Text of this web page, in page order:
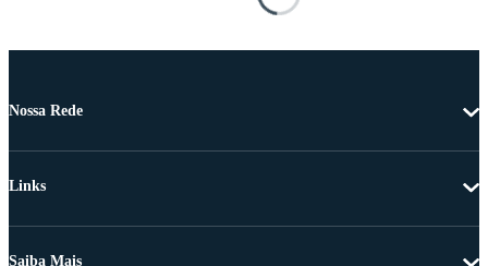
Nossa Rede
Links
Saiba Mais